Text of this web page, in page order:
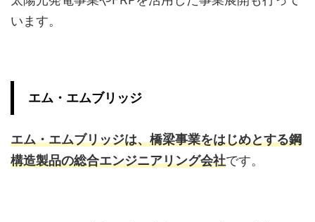
います。
エム・エムブリッジ
エム・エムブリッジは、橋梁事業をはじめとする鋼
構造製品の総合エンジニアリング会社です。